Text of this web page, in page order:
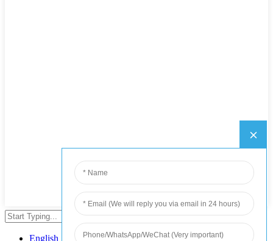
กด Enter เพื่อค้นหาหรือปิด
English